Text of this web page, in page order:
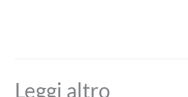
Leggi altro